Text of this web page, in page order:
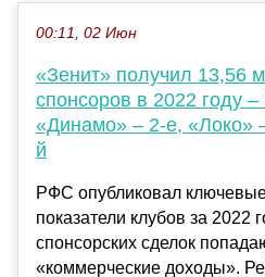
00:11, 02 Июн
«Зенит» получил 13,56
спонсоров в 2022 году
«Динамо» – 2-е, «Локо»
й
РФС опубликовал
показатели клубов за 2022
спонсорских сделок
«коммерческие доходы».